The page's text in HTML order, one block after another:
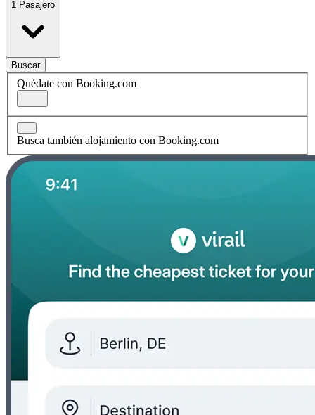
1 Pasajero
Buscar
Quédate con Booking.com
Busca también alojamiento con Booking.com